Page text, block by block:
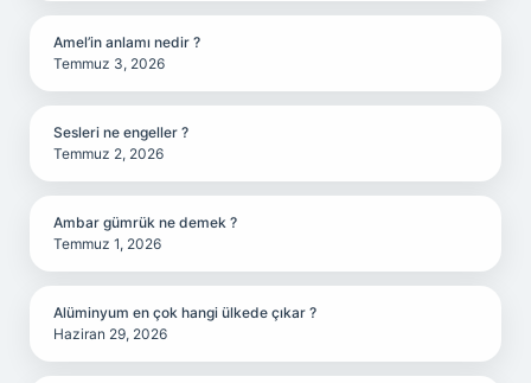
Amel’in anlamı nedir ?
Temmuz 3, 2026
Sesleri ne engeller ?
Temmuz 2, 2026
Ambar gümrük ne demek ?
Temmuz 1, 2026
Alüminyum en çok hangi ülkede çıkar ?
Haziran 29, 2026